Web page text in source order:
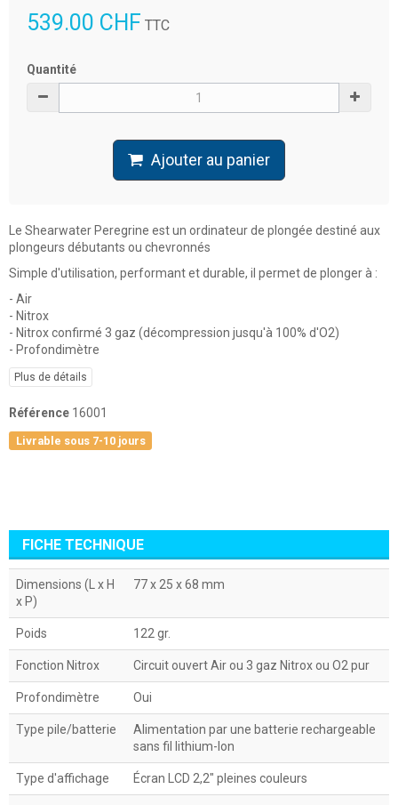
539.00 CHF TTC
Quantité
Ajouter au panier
Le Shearwater Peregrine est un ordinateur de plongée destiné aux
plongeurs débutants ou chevronnés
Simple d'utilisation, performant et durable, il permet de plonger à :
- Air
- Nitrox
- Nitrox confirmé 3 gaz (décompression jusqu'à 100% d'O2)
- Profondimètre
Plus de détails
Référence 16001
Livrable sous 7-10 jours
FICHE TECHNIQUE
Dimensions (L x H
x P)
77 x 25 x 68 mm
Poids 122 gr.
Fonction Nitrox Circuit ouvert Air ou 3 gaz Nitrox ou O2 pur
Profondimètre Oui
Type pile/batterie
Alimentation par une batterie rechargeable
sans fil lithium-Ion
Type d'affichage Écran LCD 2,2" pleines couleurs